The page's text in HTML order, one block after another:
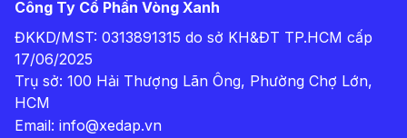
Công Ty Cổ Phần Vòng Xanh
ĐKKD/MST: 0313891315 do sở KH&ĐT TP.HCM cấp
17/06/2025
Trụ sở: 100 Hải Thượng Lãn Ông, Phường Chợ Lớn,
HCM
Email: info@xedap.vn